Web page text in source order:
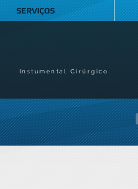
SERVIÇOS
Instumental Cirúrgico